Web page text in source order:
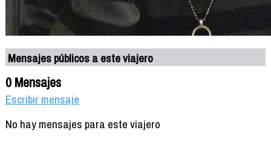
Mensajes públicos a este viajero
0 Mensajes
Escribir mensaje
No hay mensajes para este viajero